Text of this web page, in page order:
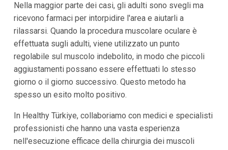
Nella maggior parte dei casi, gli adulti sono svegli ma
ricevono farmaci per intorpidire l'area e aiutarli a
rilassarsi. Quando la procedura muscolare oculare è
effettuata sugli adulti, viene utilizzato un punto
regolabile sul muscolo indebolito, in modo che piccoli
aggiustamenti possano essere effettuati lo stesso
giorno o il giorno successivo. Questo metodo ha
spesso un esito molto positivo.
In Healthy Türkiye, collaboriamo con medici e specialisti
professionisti che hanno una vasta esperienza
nell'esecuzione efficace della chirurgia dei muscoli